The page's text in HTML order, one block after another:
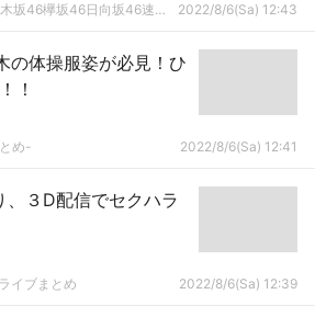
乃木通☆世界最速！乃木坂46欅坂46日向坂46速報まとめ 2022/8/6(Sa) 12:43
の体操服姿が必見！ひ
！
め- 2022/8/6(Sa) 12:41
、３D配信でセクハラ
イブまとめ 2022/8/6(Sa) 12:39